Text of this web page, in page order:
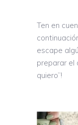
Ten en
escape
preparar el
quiero”!